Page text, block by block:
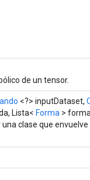
de un tensor.
<?> inputDataset,
Lista< Forma >
clase que